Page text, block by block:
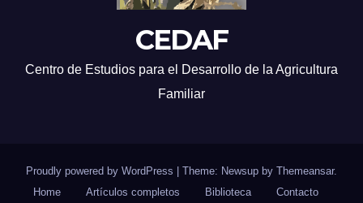
CEDAF
Centro de Estudios para el Desarrollo de la Agricultura
Familiar
Proudly powered by WordPress | Theme: Newsup by Themeansar.
Home
Artículos completos Biblioteca Contacto